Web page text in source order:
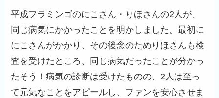
平成フラミンゴのにこさん・りほさんの2人が、
同じ病気にかかったことを明かしました。最初に
にこさんがかかり、その後念のためりほさんも検
査を受けたところ、同じ病気だったことが分かっ
たそう！病気の診断は受けたものの、2人は至っ
て元気なことをアピールし、ファンを安心させま